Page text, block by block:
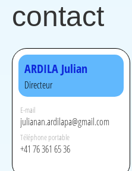
contact
ARDILA Julian
Directeur
E-mail
julianan.ardilapa@gmail.com
Téléphone portable
+41 76 361 65 36